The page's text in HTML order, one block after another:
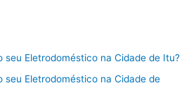
seu Eletrodoméstico na Cidade de Itu?
seu Eletrodoméstico na Cidade de